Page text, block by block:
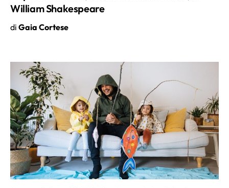
Festa del papà 2021: le immagini più belle per
gli auguri su WhatsApp